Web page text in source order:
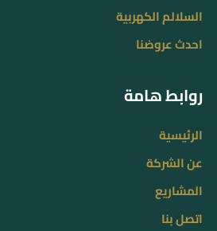
السلالم الكهربية
احدث عروضنا
روابط هامة
الرئيسية
عن الشركة
المشاريع
اتصل بنا